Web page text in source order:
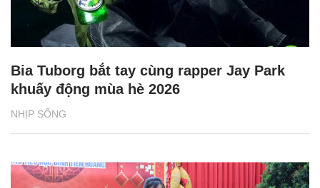
NHỊP SỐNG
Bia Tuborg bắt tay cùng rapper Jay Park
khuấy động mùa hè 2026